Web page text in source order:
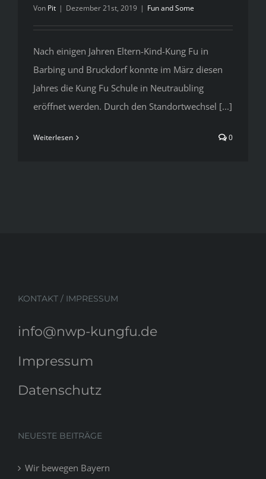
Von Pit | Dezember 21st, 2019 | Fun and Some
Nach einigen Jahren Eltern-Kind-Kung Fu in
Barbing und Bruckdorf konnte im März diesen
Jahres die Kung Fu Schule in Neutraubling
eröffnet werden. Durch den Standortwechsel [...]
Weiterlesen 0
KONTAKT / IMPRESSUM
info@nwp-kungfu.de
Impressum
Datenschutz
NEUESTE BEITRÄGE
Wir bewegen Bayern